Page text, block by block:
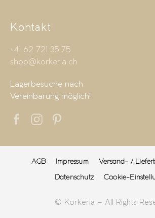
Kontakt
+41 62 721 35 75
shop@korkeria.ch
Lagerbesuche nach
Vereinbarung möglich!
AGB Impressum
Versand- /
Datenschutz
Cookie-
© Korkeria – All Rights